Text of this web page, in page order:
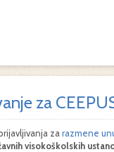
za
za razmene
visokoškolskih